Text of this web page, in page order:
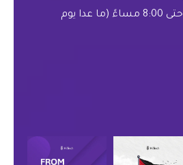
يوميًا، من 8:00 صباحًا حتى 8:00 مساءً (ما عدا يوم